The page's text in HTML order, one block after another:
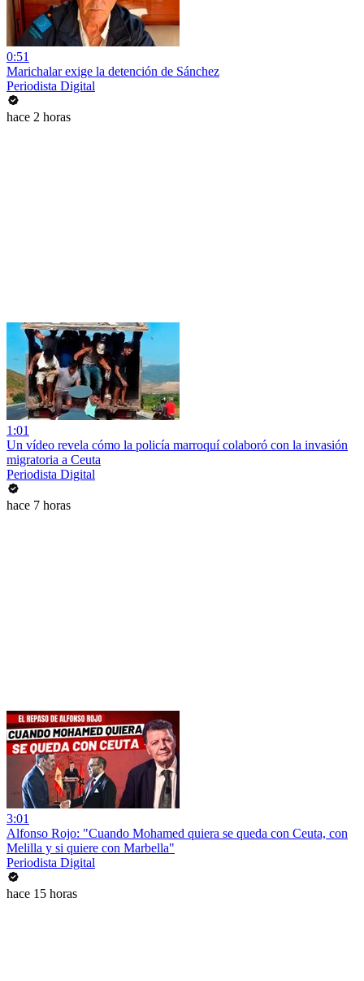
0:51
Marichalar exige la detención de Sánchez
Periodista Digital
hace 2 horas
1:01
Un vídeo revela cómo la policía marroquí colaboró con la invasión
migratoria a Ceuta
Periodista Digital
hace 7 horas
3:01
Alfonso Rojo: "Cuando Mohamed quiera se queda con Ceuta, con
Melilla y si quiere con Marbella"
Periodista Digital
hace 15 horas